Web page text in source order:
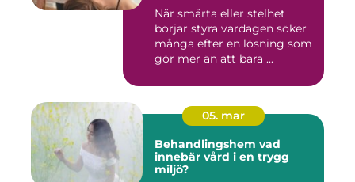
När smärta eller stelhet
börjar styra vardagen söker
många efter en lösning som
gör mer än att bara ...
05. mar
Behandlingshem vad
innebär vård i en trygg
miljö?